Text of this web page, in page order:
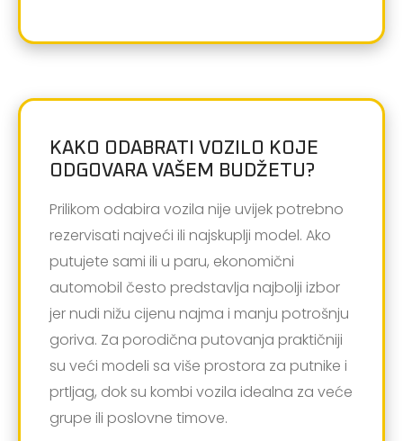
KAKO ODABRATI VOZILO KOJE
ODGOVARA VAŠEM BUDŽETU?
Prilikom odabira vozila nije uvijek potrebno
rezervisati najveći ili najskuplji model. Ako
putujete sami ili u paru, ekonomični
automobil često predstavlja najbolji izbor
jer nudi nižu cijenu najma i manju potrošnju
goriva. Za porodična putovanja praktičniji
su veći modeli sa više prostora za putnike i
prtljag, dok su kombi vozila idealna za veće
grupe ili poslovne timove.